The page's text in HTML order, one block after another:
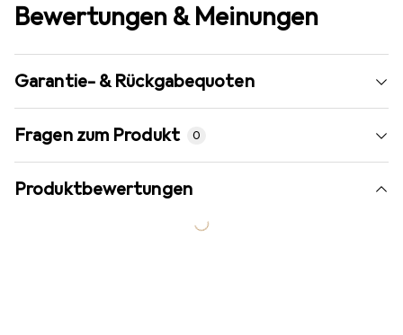
Bewertungen & Meinungen
Garantie- & Rückgabequoten
Fragen zum Produkt 0
Produktbewertungen